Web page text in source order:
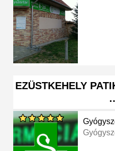
EZÜSTKEHELY